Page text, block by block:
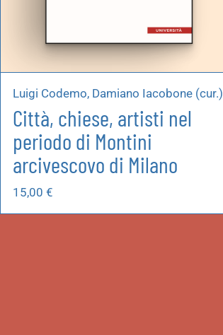
Luigi Codemo, Damiano Iacobone (cur.)
Città, chiese, artisti nel
periodo di Montini
arcivescovo di Milano
15,00 €